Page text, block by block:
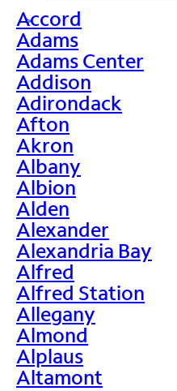
>
Accord
Adams
Adams Center
Addison
Adirondack
Afton
Akron
Albany
Albion
Alden
Alexander
Alexandria Bay
Alfred
Alfred Station
Allegany
Almond
Alplaus
Altamont